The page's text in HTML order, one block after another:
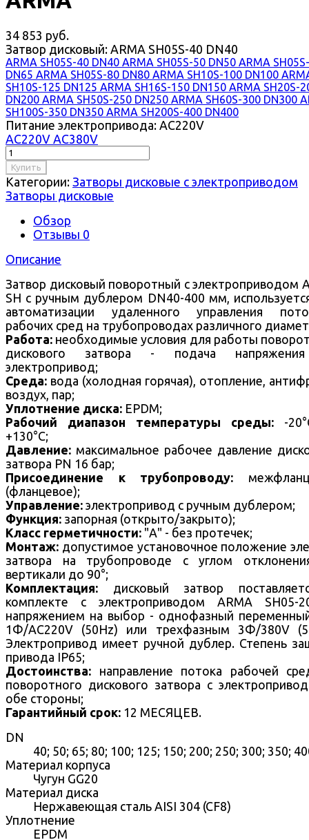
34 853 руб.
Затвор дисковый: ARMA SH05S-40 DN40
ARMA SH05S-40 DN40 ARMA SH05S-50 DN50 ARMA
DN65 ARMA SH05S-80 DN80 ARMA SH10S-100 DN100
SH10S-125 DN125 ARMA SH16S-150 DN150 ARMA SH20S-
DN200 ARMA SH50S-250 DN250 ARMA SH60S-300 DN300
SH100S-350 DN350 ARMA SH200S-400 DN400
Питание электропривода: AC220V
AC220V AC380V
Купить
Категории: Затворы дисковые с электроприводом
Затворы дисковые
Обзор
Отзывы 0
Описание
Затвор дисковый поворотный с электроприводом
SH с ручным дублером DN40-400 мм,
автоматизации удаленного управления
рабочих сред на трубопроводах различного
Работа: необходимые условия для работы
дискового затвора - подача
электропривод;
Среда: вода (холодная горячая), отопление,
воздух, пар;
Уплотнение диска: EPDM;
Рабочий диапазон температуры среды: -
+130°С;
Давление: максимальное рабочее давление
затвора PN 16 бар;
Присоединение к трубопроводу:
(фланцевое);
Управление: электропривод с ручным дублером;
Функция: запорная (открыто/закрыто);
Класс герметичности: "А" - без протечек;
Монтаж: допустимое установочное положение
затвора на трубопроводе с углом
вертикали до 90°;
Комплектация:
дисковый затвор
комплекте с электроприводом ARMA SH05-
напряжением на выбор - однофазный
1Ф/AC220V (50Hz) или трехфазным 3Ф/380V
Электропривод имеет ручной дублер. Степень
привода IP65;
Достоинства: направление потока рабочей
поворотного дискового затвора с
обе стороны;
Гарантийный срок: 12 МЕСЯЦЕВ.
DN
40; 50; 65; 80; 100; 125; 150; 200; 250; 300; 350;
Материал корпуса
Чугун GG20
Материал диска
Нержавеющая сталь AISI 304 (CF8)
Уплотнение
EPDM